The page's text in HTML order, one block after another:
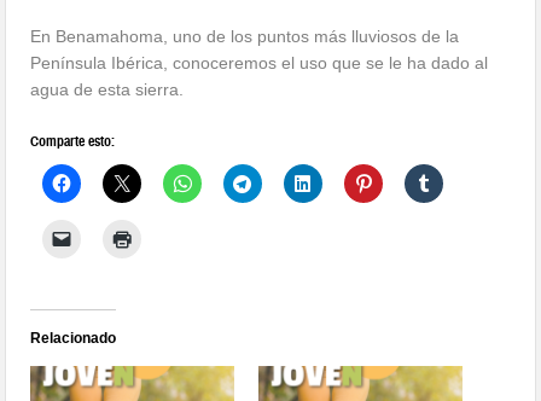
En Benamahoma, uno de los puntos más lluviosos de la
Península Ibérica, conoceremos el uso que se le ha dado al
agua de esta sierra.
Comparte esto:
Relacionado